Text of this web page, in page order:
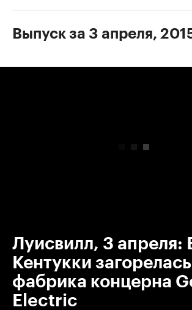
Выпуск за 3 апреля,
Луисвилл, 3 апреля:
Кентукки загорелась
фабрика концерна
Electric